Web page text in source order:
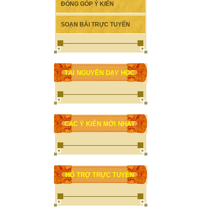
ĐÓNG GÓP Ý KIẾN
SOẠN BÀI TRỰC TUYẾN
TÀI NGUYÊN DẠY HỌC
CÁC Ý KIẾN MỚI NHẤT
HỖ TRỢ TRỰC TUYẾN